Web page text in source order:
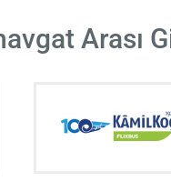
Arası